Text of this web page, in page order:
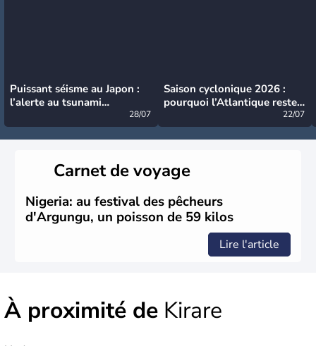
Puissant séisme au Japon :
l’alerte au tsunami
28/07
Saison cyclonique 2026 :
pourquoi l’Atlantique reste
22/07
Carnet de voyage
Nigeria: au festival des pêcheurs
d'Argungu, un poisson de 59 kilos
Lire l'article
À proximité de Kirare